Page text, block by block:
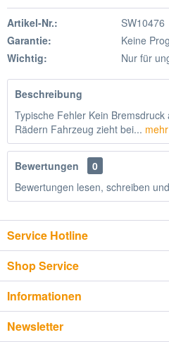
Artikel-Nr.:
SW10476
Garantie:
Keine
Wichtig:
Nur für
Beschreibung
Typische Fehler Kein
Rädern Fahrzeug zieht bei... mehr
Bewertungen
0
Bewertungen lesen, schreiben
Service Hotline
Shop Service
Informationen
Newsletter